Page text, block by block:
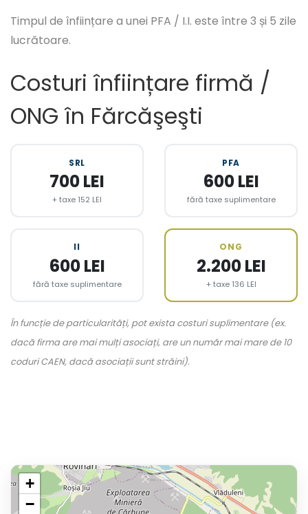
Timpul de înființare a unei PFA / I.I. este între 3 și 5 zile
lucrătoare.
Costuri înființare firmă /
ONG în Fărcăşeşti
SRL
700 LEI
+ taxe 152 LEI
PFA
600 LEI
fără taxe suplimentare
II
600 LEI
fără taxe suplimentare
ONG
2.200 LEI
+ taxe 136 LEI
În funcție de particularități, pot exista costuri suplimentare (ex.
dacă firma are mai mulți asociați, are un număr mai mare de 10
coduri CAEN, dacă asociații sunt străini).
+
−